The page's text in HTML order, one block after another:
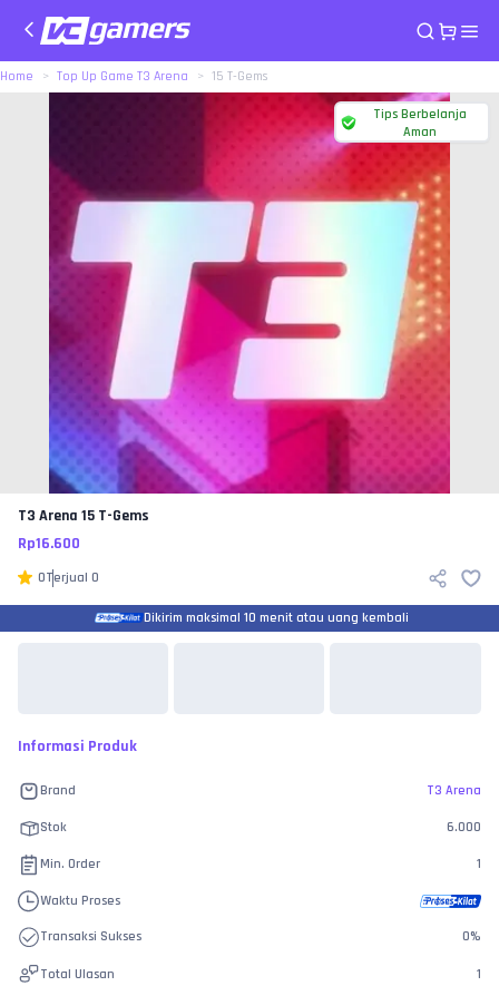
Home Top Up Game T3 Arena 15 T-Gems
Tips Berbelanja
Aman
T3 Arena 15 T-Gems
Rp16.600
0Terjual 0
Dikirim maksimal 10 menit atau uang kembali
Informasi Produk
Brand T3 Arena
Stok 6.000
Min. Order 1
Waktu Proses
Transaksi Sukses 0%
Total Ulasan 1